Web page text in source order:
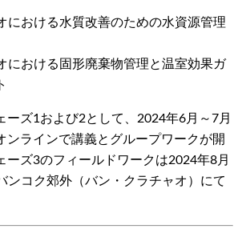
における水質改善のための水資源管理
における固形廃棄物管理と温室効果ガ
ーズ1および2として、2024年6月～7月
ンラインで講義とグループワークが開
ーズ3のフィールドワークは2024年8月
ンコク郊外（バン・クラチャオ）にて